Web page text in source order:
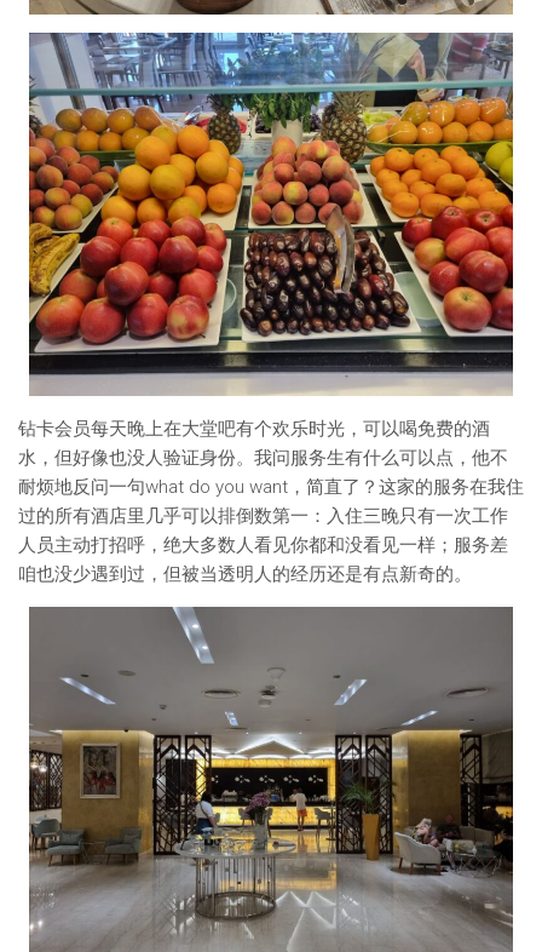
钻卡会员每天晚上在大堂吧有个欢乐时光，可以喝免费的酒
水，但好像也没人验证身份。我问服务生有什么可以点，他不
耐烦地反问一句what do you want，简直了？这家的服务在我住
过的所有酒店里几乎可以排倒数第一：入住三晚只有一次工作
人员主动打招呼，绝大多数人看见你都和没看见一样；服务差
咱也没少遇到过，但被当透明人的经历还是有点新奇的。